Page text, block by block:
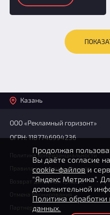
Казань
ООО «Рекламный горизонт»
ОГРН: 1187746994236
Политика конфиденциальности
Правила модерации отзывов
Возврат денежных средств
Отмена бронирования
Партнерам
Продолжая
Вы даёте согласие
cookie-файлови
"Яндекс Метрика".
дополнительной
Политика обработки
данных.